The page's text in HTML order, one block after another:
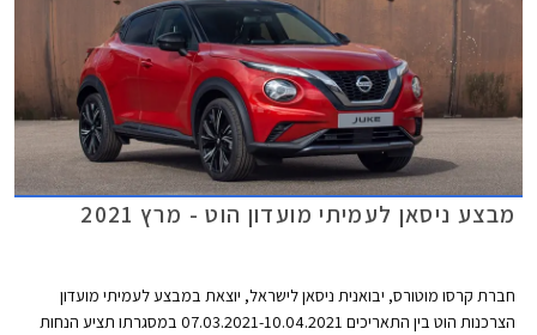
מבצע ניסאן לעמיתי מועדון הוט - מרץ 2021
חברת קרסו מוטורס, יבואנית ניסאן לישראל, יוצאת במבצע לעמיתי מועדון
הצרכנות הוט בין התאריכים 07.03.2021-10.04.2021 במסגרתו תציע הנחות